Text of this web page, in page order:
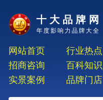
十大品牌网
年度影响力品牌大全
网站首页 行业热点
招商咨询
百科知识
实景案例
品牌门店